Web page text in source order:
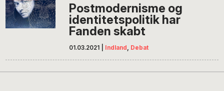
Postmodernisme og
identitetspolitik har
Fanden skabt
01.03.2021 Indland , Debat